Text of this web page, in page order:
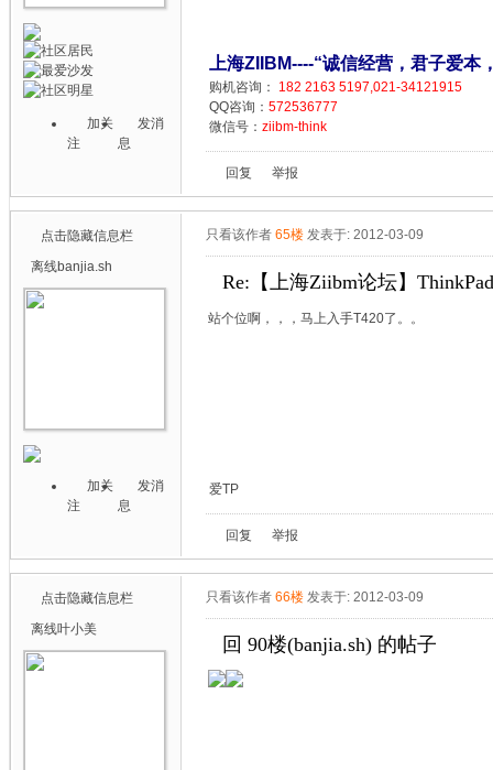
加关
注
发消
息
上海ZIIBM----“诚信经营，君子爱本
购机咨询：
182 2163 5197,021-34121915
QQ咨询： 572536777
微信号： ziibm-think
回复 举报
点击隐藏信息栏
离线banjia.sh
加关
注
发消
息
只看该作者 65楼 发表于: 2012-03-09
Re:【上海Ziibm论坛】
站个位啊，，，马上入手T420了。。
爱TP
回复 举报
点击隐藏信息栏
离线叶小美
只看该作者 66楼 发表于: 2012-03-09
回 90楼(banjia.sh) 的帖子